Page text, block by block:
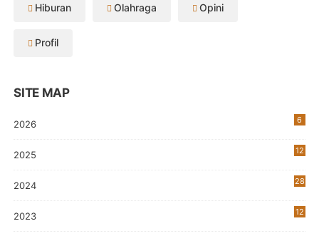
Hiburan Olahraga Opini
Profil
SITE MAP
2026 6
2025 12
2024 28
2023
12